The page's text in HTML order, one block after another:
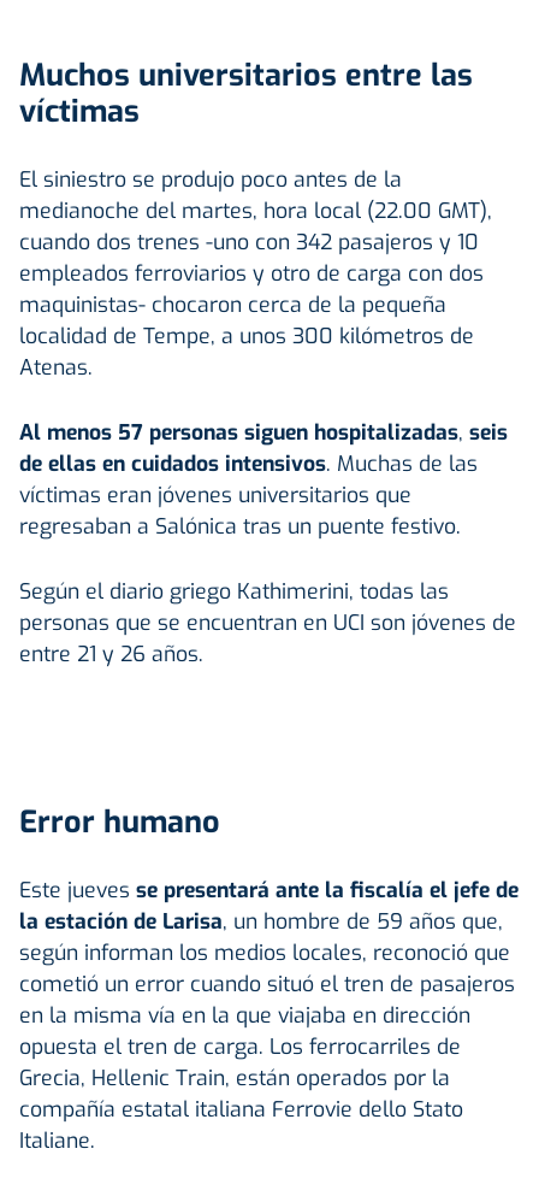
Muchos universitarios entre las
víctimas
El siniestro se produjo poco antes de la
medianoche del martes, hora local (22.00 GMT),
cuando dos trenes -uno con 342 pasajeros y 10
empleados ferroviarios y otro de carga con dos
maquinistas- chocaron cerca de la pequeña
localidad de Tempe, a unos 300 kilómetros de
Atenas.
Al menos 57 personas siguen hospitalizadas, seis
de ellas en cuidados intensivos. Muchas de las
víctimas eran jóvenes universitarios que
regresaban a Salónica tras un puente festivo.
Según el diario griego Kathimerini, todas las
personas que se encuentran en UCI son jóvenes de
entre 21 y 26 años.
Error humano
Este jueves se presentará ante la fiscalía el jefe de
la estación de Larisa, un hombre de 59 años que,
según informan los medios locales, reconoció que
cometió un error cuando situó el tren de pasajeros
en la misma vía en la que viajaba en dirección
opuesta el tren de carga. Los ferrocarriles de
Grecia, Hellenic Train, están operados por la
compañía estatal italiana Ferrovie dello Stato
Italiane.